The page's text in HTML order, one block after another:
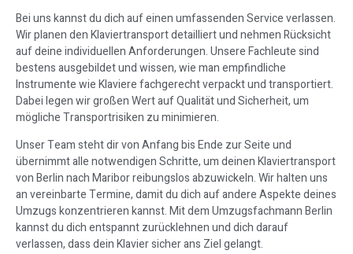
Bei uns kannst du dich auf einen umfassenden Service verlassen.
Wir planen den Klaviertransport detailliert und nehmen Rücksicht
auf deine individuellen Anforderungen. Unsere Fachleute sind
bestens ausgebildet und wissen, wie man empfindliche
Instrumente wie Klaviere fachgerecht verpackt und transportiert.
Dabei legen wir großen Wert auf Qualität und Sicherheit, um
mögliche Transportrisiken zu minimieren.
Unser Team steht dir von Anfang bis Ende zur Seite und
übernimmt alle notwendigen Schritte, um deinen Klaviertransport
von Berlin nach Maribor reibungslos abzuwickeln. Wir halten uns
an vereinbarte Termine, damit du dich auf andere Aspekte deines
Umzugs konzentrieren kannst. Mit dem Umzugsfachmann Berlin
kannst du dich entspannt zurücklehnen und dich darauf
verlassen, dass dein Klavier sicher ans Ziel gelangt.